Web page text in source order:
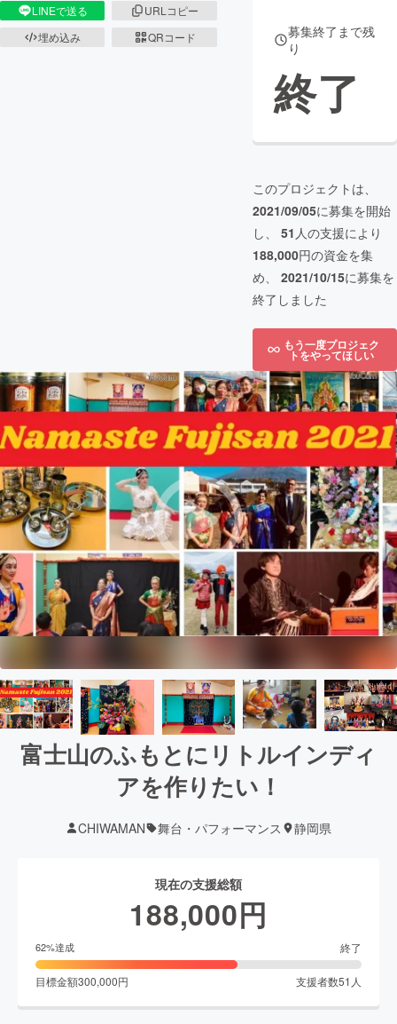
LINEで送る
URLコピー
埋め込み
QRコード
募集終了まで残
り
終了
このプロジェクトは、
2021/09/05に募集を開始
し、 51 人の支援により
188,000円の資金を集
め、 2021/10/15に募集を
終了しました
もう一度プロジェク
トをやってほしい
富士山のふもとにリトルインディ
アを作りたい！
CHIWAMAN 舞台・パフォーマンス 静岡県
現在の支援総額
188,000円
62%達成 終了
目標金額300,000円 支援者数51 人